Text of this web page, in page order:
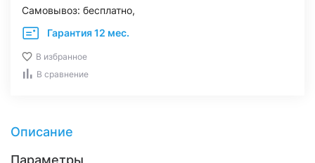
Самовывоз: бесплатно,
Гарантия 12 мес.
В избранное
В сравнение
Описание
Параметры